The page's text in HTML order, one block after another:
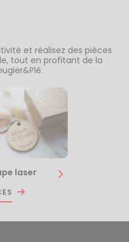
et réalisez des pièces
tout en profitant de la
laser